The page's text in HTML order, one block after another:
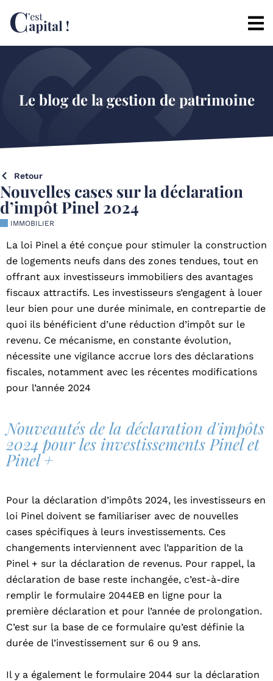
Le blog de la gestion de patrimoine
Retour
Nouvelles cases sur la déclaration
d’impôt Pinel 2024
IMMOBILIER
La loi Pinel a été conçue pour stimuler la construction
de logements neufs dans des zones tendues, tout en
offrant aux investisseurs immobiliers des avantages
fiscaux attractifs. Les investisseurs s’engagent à louer
leur bien pour une durée minimale, en contrepartie de
quoi ils bénéficient d’une réduction d’impôt sur le
revenu. Ce mécanisme, en constante évolution,
nécessite une vigilance accrue lors des déclarations
fiscales, notamment avec les récentes modifications
pour l’année 2024
Nouveautés de la déclaration d'impôts
2024 pour les investissements Pinel et
Pinel +
Pour la déclaration d’impôts 2024, les investisseurs en
loi Pinel doivent se familiariser avec de nouvelles
cases spécifiques à leurs investissements. Ces
changements interviennent avec l’apparition de la
Pinel + sur la déclaration de revenus. Pour rappel, la
déclaration de base reste inchangée, c’est-à-dire
remplir le formulaire 2044EB en ligne pour la
première déclaration et pour l’année de prolongation.
C’est sur la base de ce formulaire qu’est définie la
durée de l’investissement sur 6 ou 9 ans.
Il y a également le formulaire 2044 sur la déclaration